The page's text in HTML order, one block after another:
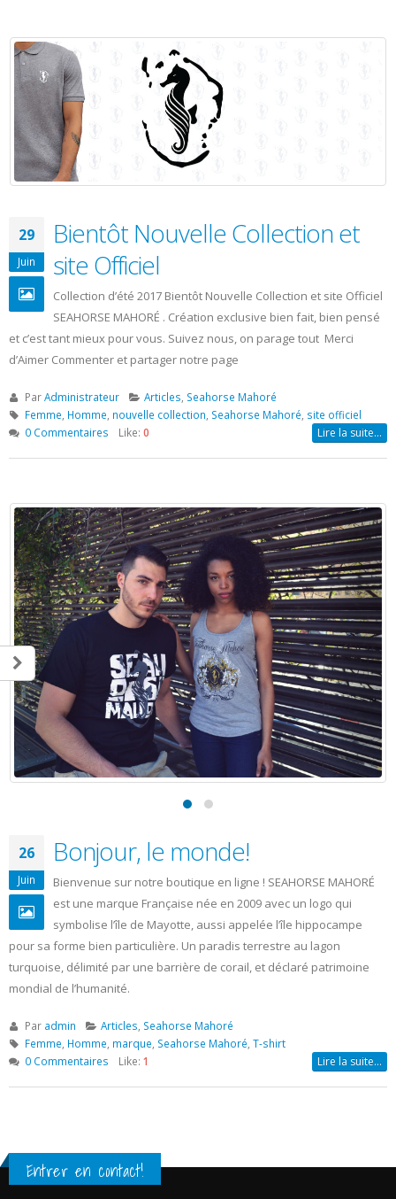
Bonjour, le monde!
Bienvenue sur notre boutique en ligne ! SEAHORSE MAHORÉ
est une marque Française née en 2009 avec un logo qui
symbolise l’île de Mayotte, aussi appelée l’île hippocampe
pour sa forme bien particulière. Un paradis terrestre au lagon
turquoise, délimité par une barrière de corail, et déclaré patrimoine
Paradmin Articles,Seahorse Mahoré
0 Commentaires
Like: 1
Entrer en contact!
Contactez Nous
Adresse:
Impasse Amiral Ganteaume, 13400 Aubagne
Téléphone:
06 85 45 95 06
Email:
info@seahorsemahore.com
Derniers Articles
POINTE NOIRE
11 juillet 2023
La marque Seahorse Mahoré
10 janvier 2026
Pages
Qui sommes-nous ?
Questions